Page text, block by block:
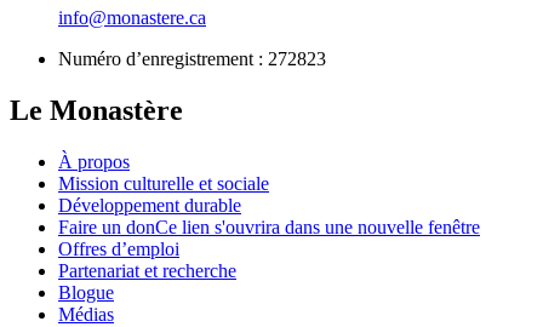
info@monastere.ca
Numéro d’enregistrement : 272823
Le Monastère
À propos
Mission culturelle et sociale
Développement durable
Faire un donCe lien s'ouvrira dans une nouvelle fenêtre
Offres d’emploi
Partenariat et recherche
Blogue
Médias